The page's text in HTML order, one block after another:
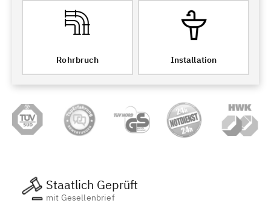
Rohrbruch Installation
Staatlich Geprüft
mit Gesellenbrief